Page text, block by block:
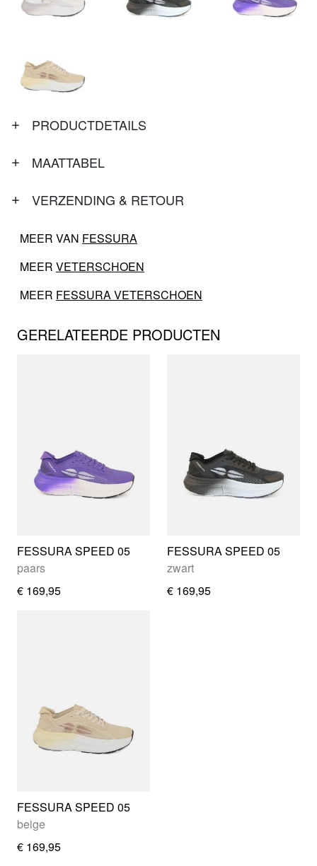
PRODUCTDETAILS
MAATTABEL
VERZENDING & RETOUR
MEER VAN FESSURA
MEER VETERSCHOEN
MEER FESSURA VETERSCHOEN
GERELATEERDE PRODUCTEN
FESSURA SPEED 05
paars
€ 169,95
FESSURA SPEED 05
zwart
€ 169,95
FESSURA SPEED 05
beige
€ 169,95